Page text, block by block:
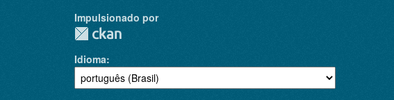
Impulsionado por
Idioma